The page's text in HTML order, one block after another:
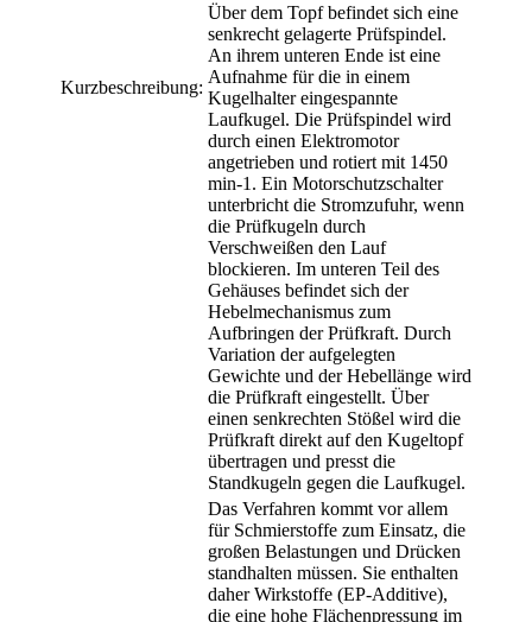
Kurzbeschreibung:
Über dem Topf befindet sich eine
senkrecht gelagerte Prüfspindel.
An ihrem unteren Ende ist eine
Aufnahme für die in einem
Kugelhalter eingespannte
Laufkugel. Die Prüfspindel wird
durch einen Elektromotor
angetrieben und rotiert mit 1450
min-1. Ein Motorschutzschalter
unterbricht die Stromzufuhr, wenn
die Prüfkugeln durch
Verschweißen den Lauf
blockieren. Im unteren Teil des
Gehäuses befindet sich der
Hebelmechanismus zum
Aufbringen der Prüfkraft. Durch
Variation der aufgelegten
Gewichte und der Hebellänge wird
die Prüfkraft eingestellt. Über
einen senkrechten Stößel wird die
Prüfkraft direkt auf den Kugeltopf
übertragen und presst die
Standkugeln gegen die Laufkugel.
Das Verfahren kommt vor allem
für Schmierstoffe zum Einsatz, die
großen Belastungen und Drücken
standhalten müssen. Sie enthalten
daher Wirkstoffe (EP-Additive),
die eine hohe Flächenpressung im